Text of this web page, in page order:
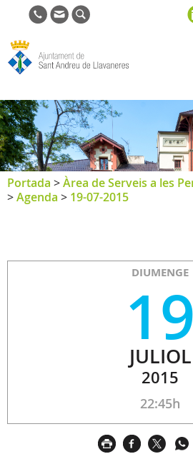
de Sant
Andreu de
Llavaneres
Portada >Àrea de Serveis a les
>Agenda > 19-07-2015
DIUMENGE
19
JULIOL
2015
22:45h